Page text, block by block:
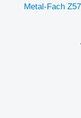
Metal-Fach